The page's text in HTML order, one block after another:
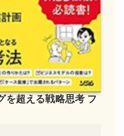
を超える戦略思考 フ